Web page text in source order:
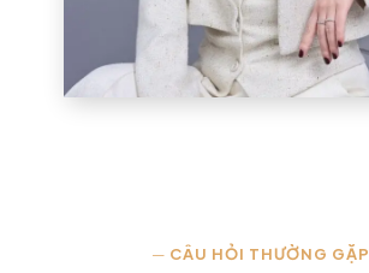
— CÂU HỎI THƯỜNG GẶP